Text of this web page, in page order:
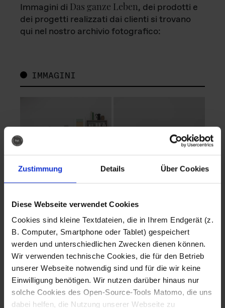
Zustimmung Details Über Cookies
Diese Webseite verwendet Cookies
Cookies sind kleine Textdateien, die in Ihrem Endgerät (z.
B. Computer, Smartphone oder Tablet) gespeichert
werden und unterschiedlichen Zwecken dienen können.
Wir verwenden technische Cookies, die für den Betrieb
unserer Webseite notwendig sind und für die wir keine
Einwilligung benötigen. Wir nutzen darüber hinaus nur
solche Cookies des Open-Source-Tools Matomo, die uns
dabei helfen, die Nutzung unserer Webseite zu
Immagini di Das ganze Leben, dei prodotti e
dei progetti realizzati dai clienti si trovano
qui nel nostro archivio fotografico:
IMMAGINI
Fotografo: Lorenz
Sternbach
Download
Fotografo: Lorenz
Sternbach
Download